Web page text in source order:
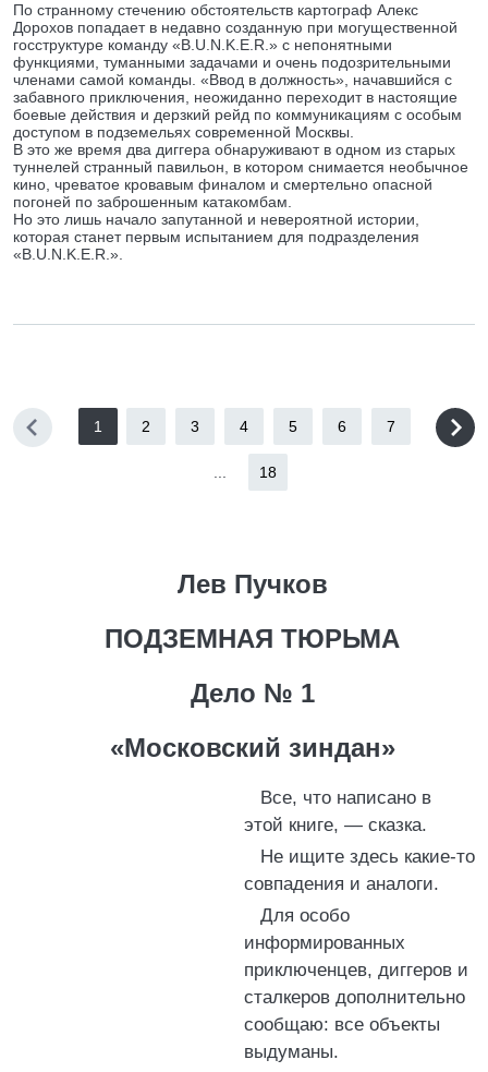
По странному стечению обстоятельств картограф Алекс
Дорохов попадает в недавно созданную при могущественной
госструктуре команду «B.U.N.K.E.R.» с непонятными
функциями, туманными задачами и очень подозрительными
членами самой команды. «Ввод в должность», начавшийся с
забавного приключения, неожиданно переходит в настоящие
боевые действия и дерзкий рейд по коммуникациям с особым
доступом в подземельях современной Москвы.
В это же время два диггера обнаруживают в одном из старых
туннелей странный павильон, в котором снимается необычное
кино, чреватое кровавым финалом и смертельно опасной
погоней по заброшенным катакомбам.
Но это лишь начало запутанной и невероятной истории,
которая станет первым испытанием для подразделения
«B.U.N.K.E.R.».
1 2 3 4 5 6 7
18
Лев Пучков
ПОДЗЕМНАЯ ТЮРЬМА
Дело № 1
«Московский зиндан»
Все, что написано в
этой книге, — сказка.
Не ищите здесь какие-то
совпадения и аналоги.
Для особо
информированных
приключенцев, диггеров и
сталкеров дополнительно
сообщаю: все объекты
выдуманы.